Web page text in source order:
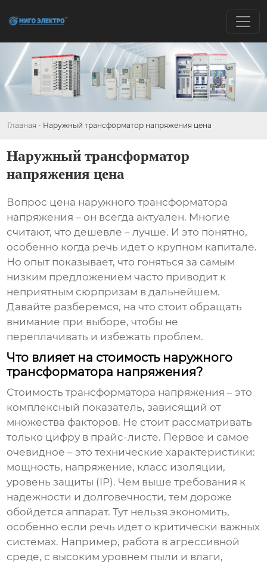
Главная - Наружный трансформатор напряжения цена
Наружный трансформатор
напряжения цена
Вопрос цена наружного трансформатора
напряжения – он всегда актуален. Многие
считают, что дешевле – лучше. И это понятно,
особенно когда речь идет о крупном капитале.
Но опыт показывает, что гоняться за самым
низким предложением часто приводит к
неприятным сюрпризам в дальнейшем.
Давайте разберемся, на что стоит обращать
внимание при выборе, чтобы не
переплачивать и избежать проблем.
Что влияет на стоимость наружного
трансформатора напряжения?
Стоимостьтрансформатора напряжения – это
комплексный показатель, зависящий от
множества факторов. Не стоит рассматривать
только цифру в прайс-листе. Первое и самое
очевидное – это технические характеристики:
мощность, напряжение, класс изоляции,
уровень защиты (IP). Чем выше требования к
надежности и долговечности, тем дороже
обойдется аппарат. Тут нельзя экономить,
особенно если речь идет о критически важных
системах. Например, работа в агрессивной
среде, с высоким уровнем пыли и влаги,